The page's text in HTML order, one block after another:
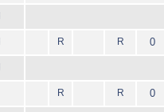
R R 0
R R 0